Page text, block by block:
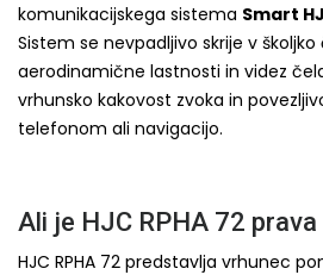
komunikacijskega sistema Smart
Sistem se nevpadljivo skrije v
aerodinamične lastnosti in videz
vrhunsko kakovost zvoka in
telefonom ali navigacijo.
Ali je HJC RPHA 72
HJC RPHA 72 predstavlja vrhunec